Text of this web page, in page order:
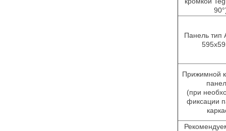
Панель тип
Прижимной
(при
фиксации